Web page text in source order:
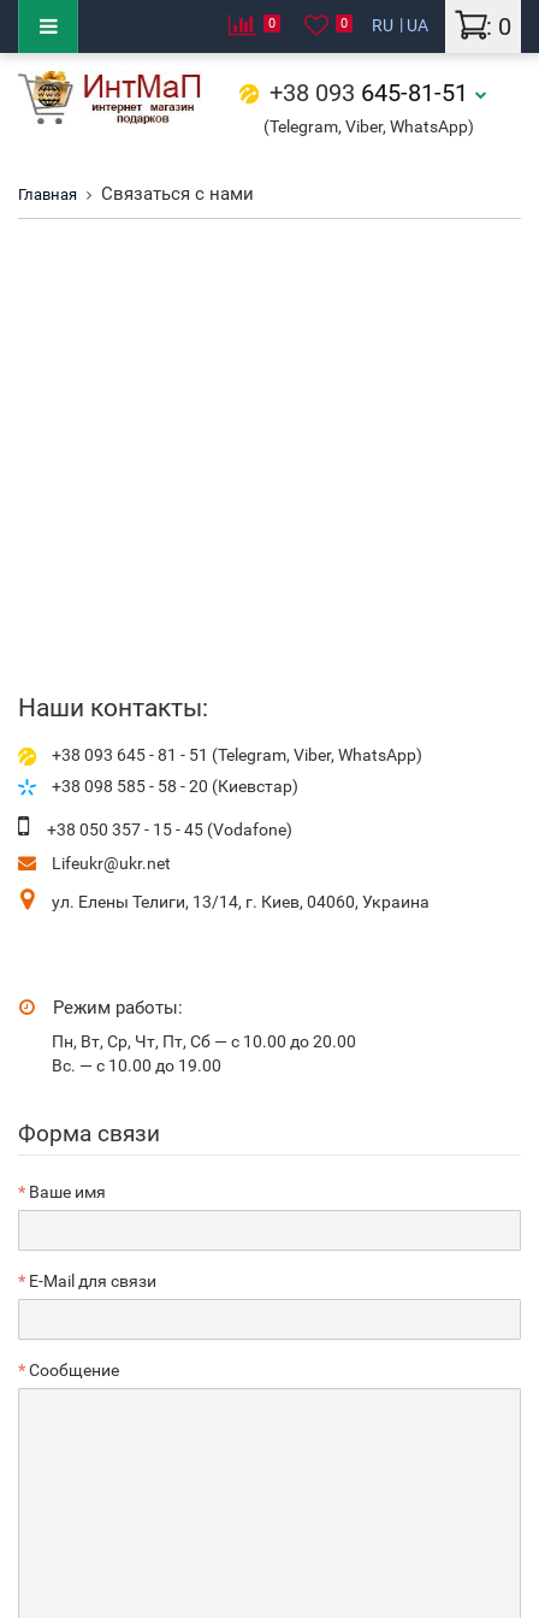
: 0
0 0 RU UA
+38 093 645-81-51
(Telegram, Viber, WhatsApp)
Главная Связаться с нами
Наши контакты:
+38 093 645 - 81 - 51 (Telegram, Viber, WhatsApp)
+38 098 585 - 58 - 20 (Киевстар)
+38 050 357 - 15 - 45 (Vodafone)
Lifeukr@ukr.net
ул. Елены Телиги, 13/14, г. Киев, 04060, Украина
Режим работы:
Пн, Вт, Ср, Чт, Пт, Сб — с 10.00 до 20.00
Вс. — с 10.00 до 19.00
Форма связи
Ваше имя
E-Mail для связи
Сообщение